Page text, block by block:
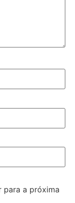
para a próxima